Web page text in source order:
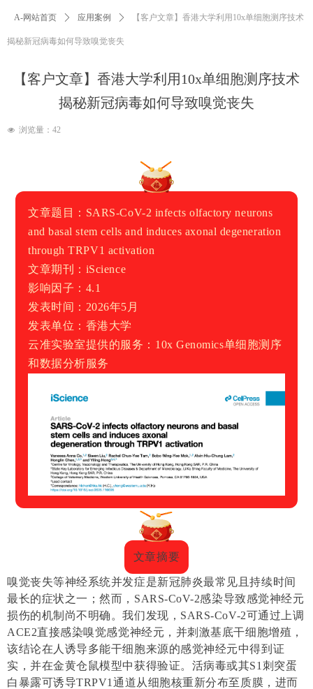
【客户文章】香港大学利用10x单细胞测序技术
揭秘新冠病毒如何导致嗅觉丧失
A-网站首页 ꄲ 应用案例 ꄲ 【客户文章】香港大学利用10x单细胞测序技术
揭秘新冠病毒如何导致嗅觉丧失
文章题目：SARS-CoV-2 infects olfactory neurons
and basal stem cells and induces axonal degeneration
through TRPV1 activation
文章期刊： iScience
影响因子：4.1
发表时间：2026年5月
发表单位：香港大学
云准实验室提供的服务：10x Genomics单细胞测序
和数据分析服务
文章摘要
嗅觉丧失等神经系统并发症是新冠肺炎最常见且持续时间
最长的症状之一；然而， SARS-CoV-2感染导致感觉神经元
损伤的机制尚不明确。我们发现， SARS-CoV-2可通过上调
ACE2直接感染嗅觉感觉神经元，并刺激基底干细胞增殖，
该结论在人诱导多能干细胞来源的感觉神经元中得到证
实，并在金黄仓鼠模型中获得验证。活病毒或其S1 刺突蛋
白暴露可诱导TRPV1 通道从细胞核重新分布至质膜，进而
넶 浏览量： 42